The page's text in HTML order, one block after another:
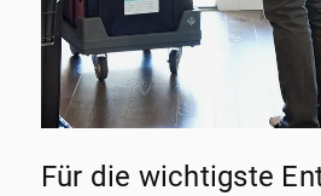
Für die wichtigste